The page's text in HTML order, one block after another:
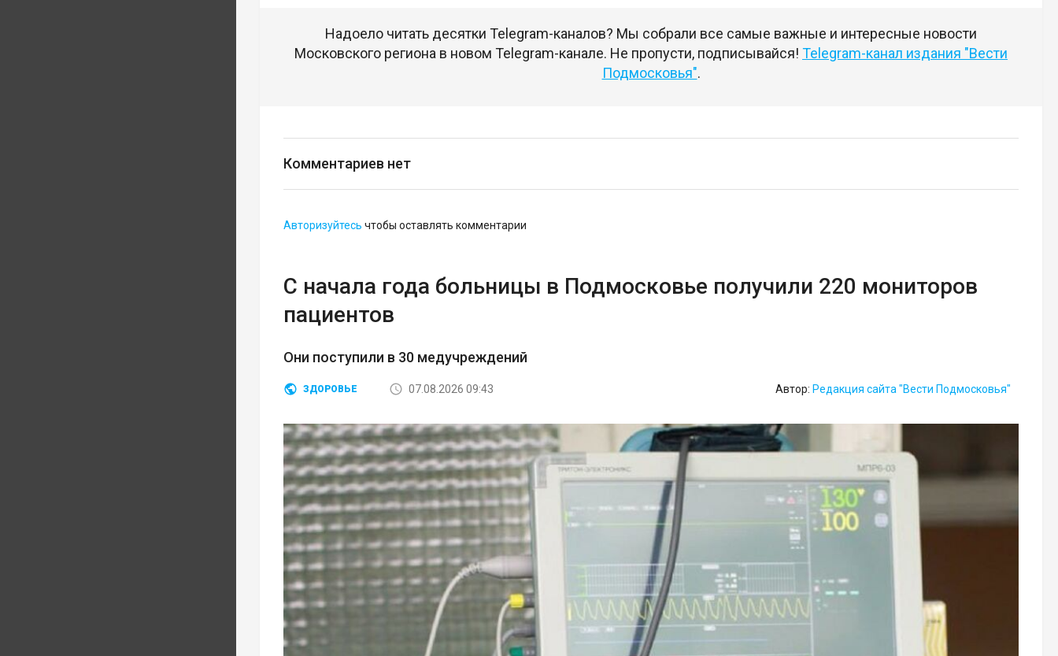
Надоело читать десятки Telegram-каналов? Мы собрали все самые важные и интересные новости
Московского региона в новом Telegram-канале. Не пропусти, подписывайся! Telegram-канал издания "Вести
Подмосковья".
Комментариев нет
Авторизуйтесь чтобы оставлять комментарии
С начала года больницы в Подмосковье получили 220 мониторов
пациентов
Они поступили в 30 медучреждений
ЗДОРОВЬЕ 07.08.2026 09:43 Автор: Редакция сайта "Вести Подмосковья"